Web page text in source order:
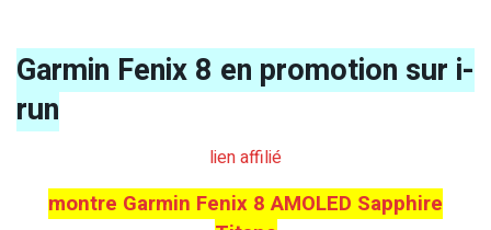
Garmin Fenix 8 en promotion sur i-
run
lien affilié
montre Garmin Fenix 8 AMOLED Sapphire